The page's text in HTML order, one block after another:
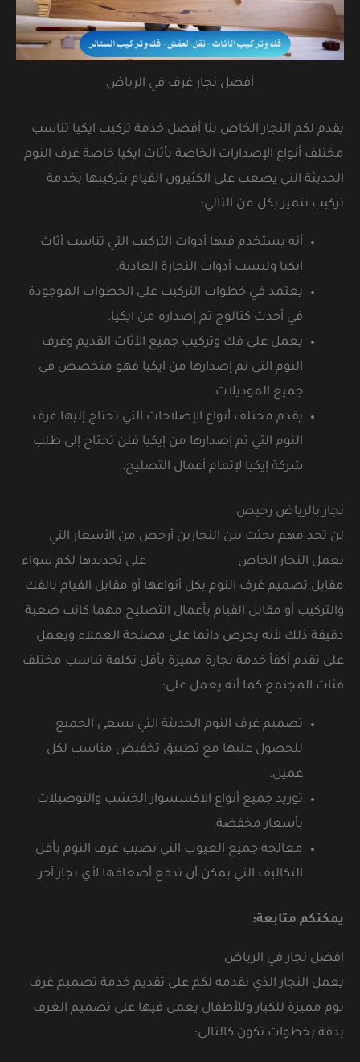
أفضل نجار غرف في الرياض
يقدم لكم النجار الخاص بنا أفضل خدمة تركيب ايكيا تناسب
مختلف أنواع الإصدارات الخاصة بأثاث ايكيا خاصة غرف النوم
الحديثة التي يصعب على الكثيرون القيام بتركيبها بخدمة
تركيب تتميز بكل من التالي:
أنه يستخدم فيها أدوات التركيب التي تناسب أثاث
ايكيا وليست أدوات النجارة العادية.
يعتمد في خطوات التركيب على الخطوات الموجودة
في أحدث كتالوج تم إصداره من ايكيا.
يعمل على فك وتركيب جميع الأثاث القديم وغرف
النوم التي تم إصدارها من ايكيا فهو متخصص في
جميع الموديلات.
يقدم مختلف أنواع الإصلاحات التي تحتاج إليها غرف
النوم التي تم إصدارها من إيكيا فلن تحتاج إلى طلب
شركة إيكيا لإتمام أعمال التصليح.
نجار بالرياض رخيص
لن تجد مهم بحثت بين النجارين أرخص من الأسعار التي
يعمل النجار الخاص
على تحديدها لكم سواء
مقابل تصميم غرف النوم بكل أنواعها أو مقابل القيام بالفك
والتركيب أو مقابل القيام بأعمال التصليح مهما كانت صعبة
دقيقة ذلك لأنه يحرص دائما على مصلحة العملاء ويعمل
على تقدم أكفأ خدمة نجارة مميزة بأقل تكلفة تناسب مختلف
فئات المجتمع كما أنه يعمل على:
تصميم غرف النوم الحديثة التي يسعى الجميع
للحصول عليها مع تطبيق تخفيض مناسب لكل
عميل.
توريد جميع أنواع الاكسسوار الخشب والتوصيلات
بأسعار مخفضة.
معالجة جميع العيوب التي تصيب غرف النوم بأقل
التكاليف التي يمكن أن تدفع أضعافها لأي نجار آخر.
يمكنكم متابعة:
افضل نجار في الرياض
يعمل النجار الذي نقدمه لكم على تقديم خدمة تصميم غرف
نوم مميزة للكبار وللأطفال يعمل فيها على تصميم الغرف
بدقة بخطوات تكون كالتالي: